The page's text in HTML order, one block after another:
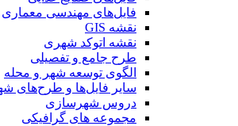
فایل‌های مهندسی معماری
نقشه GIS
نقشه اتوکد شهری
طرح جامع و تفصیلی
الگوی توسعه شهر و محله
سایر فایل‌ها و طرح‌های شهری
دروس شهرسازی
مجموعه های گرافیکی